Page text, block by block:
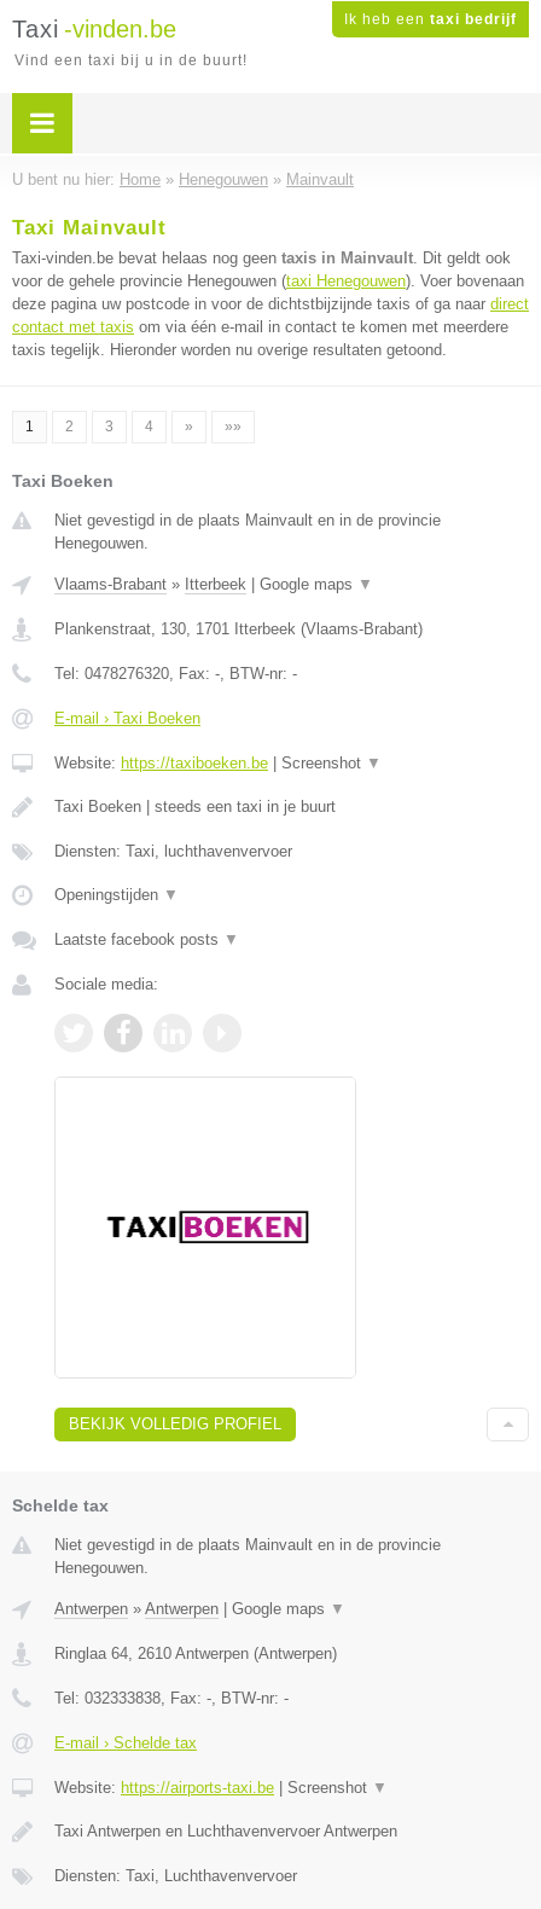
Ik heb een taxi bedrijf
Taxi -vinden.be
Vind een taxi bij u in de buurt!
U bent nu hier: Home » Henegouwen » Mainvault
Taxi Mainvault
Taxi-vinden.be bevat helaas nog geen taxis in Mainvault. Dit geldt ook
voor de gehele provincie Henegouwen (taxi Henegouwen). Voer bovenaan
deze pagina uw postcode in voor de dichtstbijzijnde taxis of ga naar direct
contact met taxis om via één e-mail in contact te komen met meerdere
taxis tegelijk. Hieronder worden nu overige resultaten getoond.
1 2 3 4 » »»
Taxi Boeken
Niet gevestigd in de plaats Mainvault en in de provincie
Henegouwen.
Vlaams-Brabant » Itterbeek Google maps ▼
Plankenstraat, 130, 1701 Itterbeek (Vlaams-Brabant)
Tel: 0478276320, Fax: -, BTW-nr: -
E-mail › Taxi Boeken
Website: https://taxiboeken.be Screenshot ▼
Taxi Boeken | steeds een taxi in je buurt
Diensten: Taxi, luchthavenvervoer
Openingstijden ▼
Laatste facebook posts ▼
Sociale media:
BEKIJK VOLLEDIG PROFIEL
Schelde tax
Niet gevestigd in de plaats Mainvault en in de provincie
Henegouwen.
Antwerpen » Antwerpen Google maps ▼
Ringlaa 64, 2610 Antwerpen (Antwerpen)
Tel: 032333838, Fax: -, BTW-nr: -
E-mail › Schelde tax
Website: https://airports-taxi.be Screenshot ▼
Taxi Antwerpen en Luchthavenvervoer Antwerpen
Diensten: Taxi, Luchthavenvervoer